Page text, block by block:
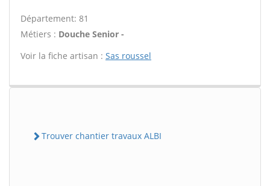
Département: 81
Métiers : Douche Senior -
Voir la fiche artisan : Sas roussel
Trouver chantier travaux ALBI